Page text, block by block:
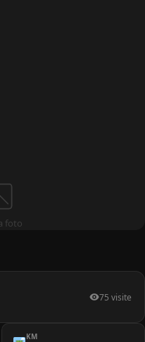
foto
75 visite
KM